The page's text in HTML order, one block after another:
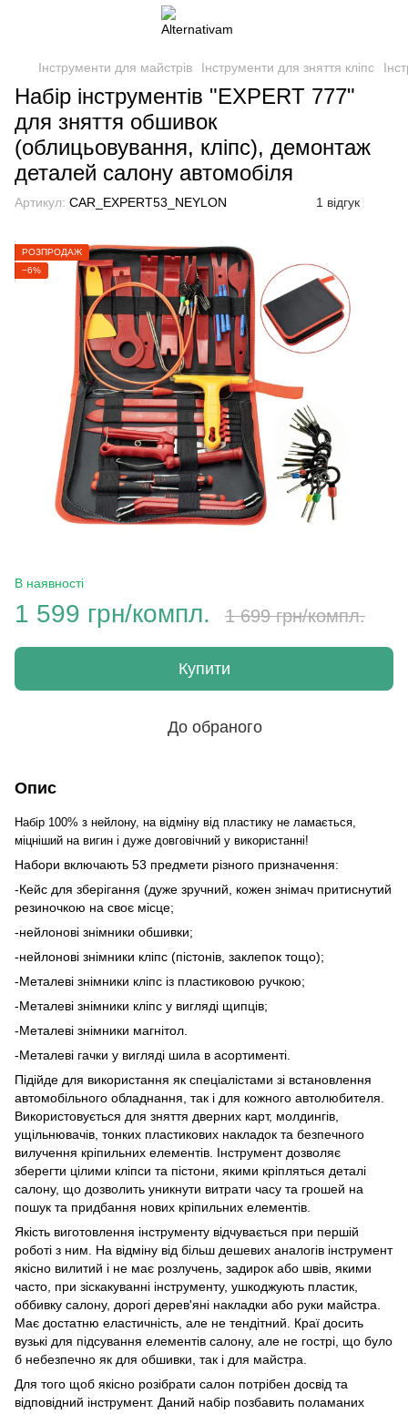
Інструменти для майстрів Інструменти для зняття кліпс
Набір інструментів "EXPERT 777"
для зняття обшивок
(облицьовування, кліпс), демонтаж
деталей салону автомобіля
Артикул: CAR_EXPERT53_NEYLON 1 відгук
РОЗПРОДАЖ
−6%
В наявності
1 599 грн/компл. 1 699 грн/компл.
Купити
До обраного
Опис
Набір 100% з нейлону, на відміну від пластику не ламається,
міцніший на вигин і дуже довговічний у використанні!
Набори включають 53 предмети різного призначення:
-Кейс для зберігання (дуже зручний, кожен знімач притиснутий
резиночкою на своє місце;
-нейлонові знімники обшивки;
-нейлонові знімники кліпс (пістонів, заклепок тощо);
-Металеві знімники кліпс із пластиковою ручкою;
-Металеві знімники кліпс у вигляді щипців;
-Металеві знімники магнітол.
-Металеві гачки у вигляді шила в асортименті.
Підійде для використання як спеціалістами зі встановлення
автомобільного обладнання, так і для кожного автолюбителя.
Використовується для зняття дверних карт, молдингів,
ущільнювачів, тонких пластикових накладок та безпечного
вилучення кріпильних елементів. Інструмент дозволяє
зберегти цілими кліпси та пістони, якими кріпляться деталі
салону, що дозволить уникнути витрати часу та грошей на
пошук та придбання нових кріпильних елементів.
Якість виготовлення інструменту відчувається при першій
роботі з ним. На відміну від більш дешевих аналогів інструмент
якісно вилитий і не має розлучень, задирок або швів, якими
часто, при зіскакуванні інструменту, ушкоджують пластик,
оббивку салону, дорогі дерев'яні накладки або руки майстра.
Має достатню еластичність, але не тендітний. Краї досить
вузькі для підсування елементів салону, але не гострі, що було
б небезпечно як для обшивки, так і для майстра.
Для того щоб якісно розібрати салон потрібен досвід та
відповідний інструмент. Даний набір позбавить поламаних